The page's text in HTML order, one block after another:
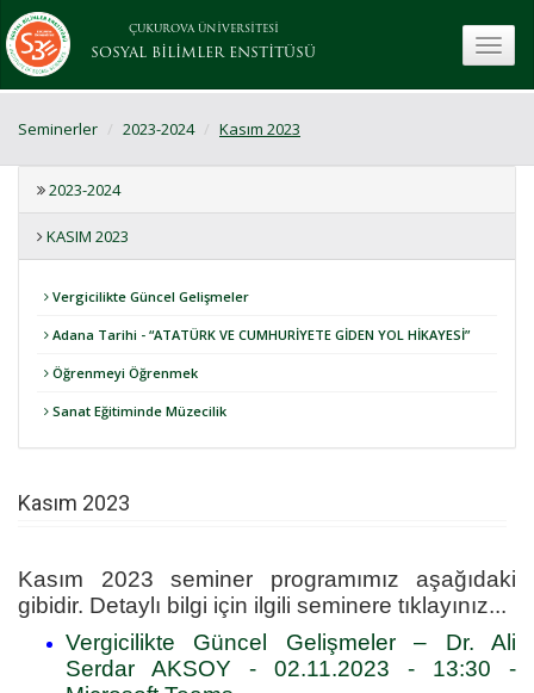
ÇUKUROVA ÜNİVERSİTESİ
SOSYAL BİLİMLER ENSTİTÜSÜ
Seminerler 2023-2024 Kasım 2023
2023-2024
KASIM 2023
Vergicilikte Güncel Gelişmeler
Adana Tarihi - “ATATÜRK VE CUMHURİYETE GİDEN YOL HİKAYESİ”
Öğrenmeyi Öğrenmek
Sanat Eğitiminde Müzecilik
Kasım 2023
Kasım 2023 seminer programımız aşağıdaki
gibidir. Detaylı bilgi için ilgili seminere tıklayınız...
Vergicilikte Güncel Gelişmeler – Dr. Ali
Serdar AKSOY - 02.11.2023 - 13:30 -